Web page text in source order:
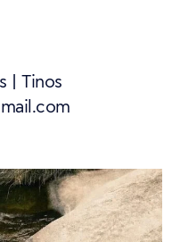
| Tinos